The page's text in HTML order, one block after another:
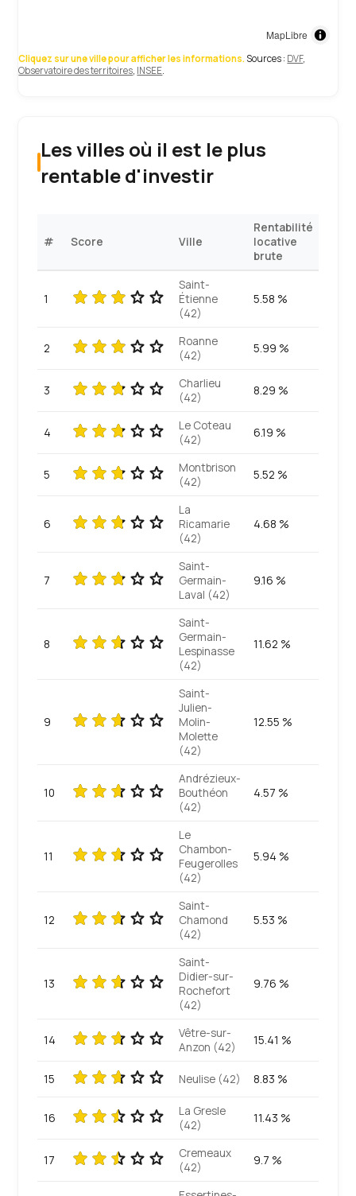
MapLibre
Cliquez sur une ville pour afficher les informations. Sources : DVF,
Observatoire des territoires, INSEE.
Les villes où il est le plus
rentable d'investir
# Score Ville
Rentabilité
locative
brute
1
Saint-
Étienne
(42)
5.58 %
2
Roanne
(42)
5.99 %
3
Charlieu
(42)
8.29 %
4
Le Coteau
(42)
6.19 %
5
Montbrison
(42)
5.52 %
6
La
Ricamarie
(42)
4.68 %
7
Saint-
Germain-
Laval (42)
9.16 %
8
Saint-
Germain-
Lespinasse
(42)
11.62 %
9
Saint-
Julien-
Molin-
Molette
(42)
12.55 %
10
Andrézieux-
Bouthéon
(42)
4.57 %
11
Le
Chambon-
Feugerolles
(42)
5.94 %
12
Saint-
Chamond
(42)
5.53 %
13
Saint-
Didier-sur-
Rochefort
(42)
9.76 %
14
Vêtre-sur-
Anzon (42)
15.41 %
15 Neulise (42) 8.83 %
16
La Gresle
(42)
11.43 %
17
Cremeaux
(42)
9.7 %